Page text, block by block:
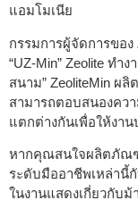
แอมโมเนีย
กรรมการผู้จัดการของ
“UZ-Min” Zeolite ท
สนาม” ZeoliteMin ผ
สามารถตอบสนองคว
แตกต่างกันเพื่อให้งา
หากคุณสนใจผลิตภัณฑ์
ระดับมืออาชีพเหล่านี้
ในงานแสดงเกี่ยวกับม้